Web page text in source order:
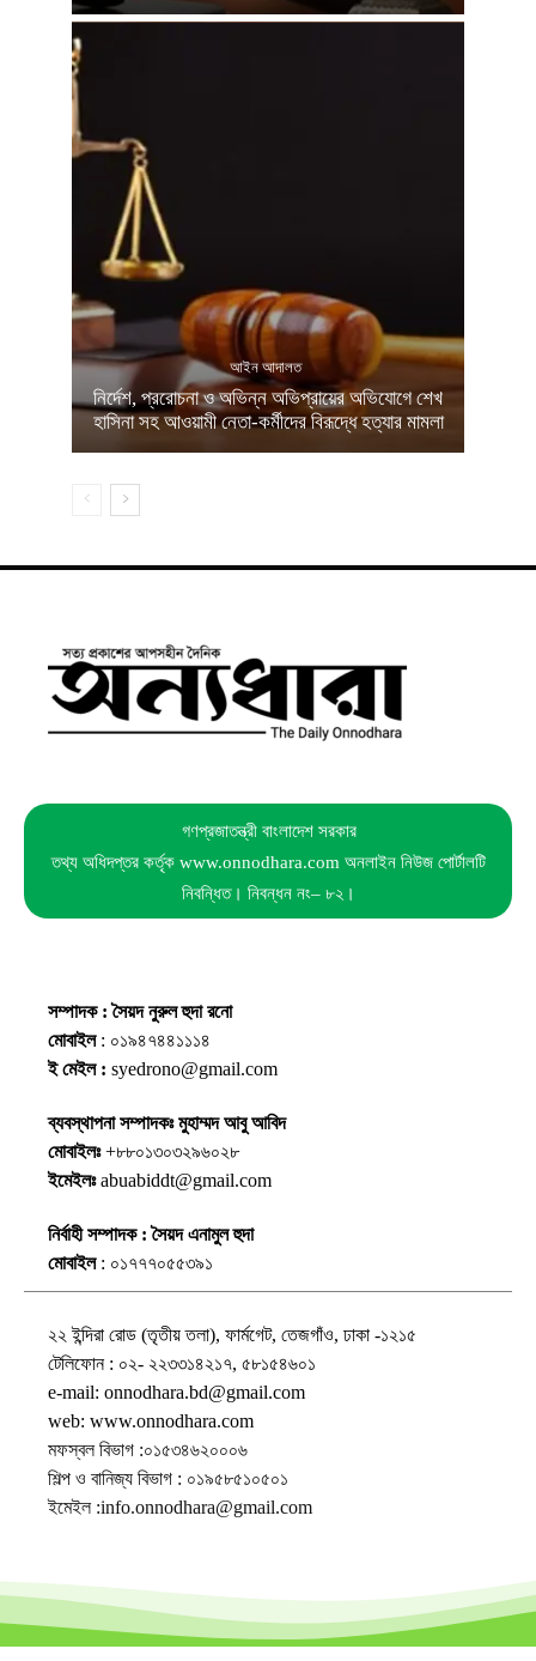
আইন আদালত
নির্দেশ, প্ররোচনা ও অভিন্ন অভিপ্রায়ের অভিযোগে শেখ
হাসিনা সহ আওয়ামী নেতা-কর্মীদের বিরূদ্ধে হত্যার মামলা
গণপ্রজাতন্ত্রী বাংলাদেশ সরকার
তথ্য অধিদপ্তর কর্তৃক www.onnodhara.com অনলাইন নিউজ পোর্টালটি
নিবন্ধিত। নিবন্ধন নং– ৮২।
সম্পাদক : সৈয়দ নুরুল হুদা রনো
মোবাইল: ০১৯৪৭৪৪১১১৪
ই মেইল : syedrono@gmail.com
ব্যবস্থাপনা সম্পাদকঃ মুহাম্মদ আবু আবিদ
মোবাইলঃ+৮৮০১৩০৩২৯৬০২৮
ইমেইলঃabuabiddt@gmail.com
নির্বাহী সম্পাদক : সৈয়দ এনামুল হুদা
মোবাইল: ০১৭৭৭০৫৫৩৯১
২২ ইন্দিরা রোড (তৃতীয় তলা), ফার্মগেট, তেজগাঁও, ঢাকা -১২১৫
টেলিফোন : ০২- ২২৩৩১৪২১৭, ৫৮১৫৪৬০১
e-mail: onnodhara.bd@gmail.com
web: www.onnodhara.com
মফস্বল বিভাগ :০১৫৩৪৬২০০০৬
শিল্প ও বানিজ্য বিভাগ : ০১৯৫৮৫১০৫০১
ইমেইল :info.onnodhara@gmail.com